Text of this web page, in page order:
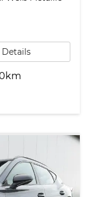
Details